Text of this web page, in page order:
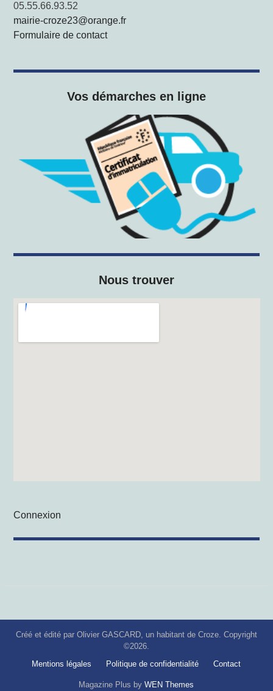
05.55.66.93.52
mairie-croze23@orange.fr
Formulaire de contact
Vos démarches en ligne
Nous trouver
Connexion
Créé et édité par Olivier GASCARD, un habitant de Croze. Copyright
©2026.
Mentions légales
Politique de confidentialité Contact
Magazine Plus byWEN Themes